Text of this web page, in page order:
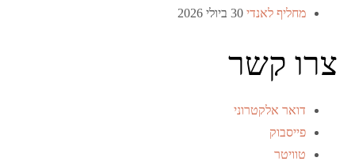
מחליף לאנדי 30 ביולי 2026
צרו קשר
דואר אלקטרוני
פייסבוק
טוויטר